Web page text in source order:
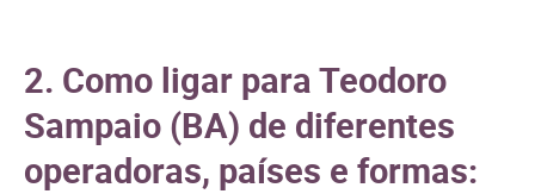
2. Como ligar para Teodoro
Sampaio (BA) de diferentes
operadoras, países e formas: